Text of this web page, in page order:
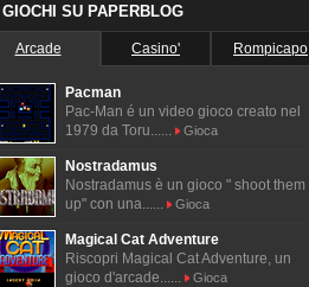
I GIOCHI SU PAPERBLOG
Arcade Casino' Rompicapo
Pacman
Pac-Man é un video gioco creato nel
1979 da Toru......
Gioca
Nostradamus
Nostradamus è un gioco " shoot them
up" con una......
Gioca
Magical Cat Adventure
Riscopri Magical Cat Adventure, un
gioco d'arcade......
Gioca